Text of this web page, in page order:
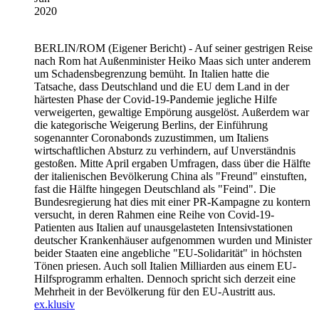
2020
BERLIN/ROM (Eigener Bericht) - Auf seiner gestrigen Reise
nach Rom hat Außenminister Heiko Maas sich unter anderem
um Schadensbegrenzung bemüht. In Italien hatte die
Tatsache, dass Deutschland und die EU dem Land in der
härtesten Phase der Covid-19-Pandemie jegliche Hilfe
verweigerten, gewaltige Empörung ausgelöst. Außerdem war
die kategorische Weigerung Berlins, der Einführung
sogenannter Coronabonds zuzustimmen, um Italiens
wirtschaftlichen Absturz zu verhindern, auf Unverständnis
gestoßen. Mitte April ergaben Umfragen, dass über die Hälfte
der italienischen Bevölkerung China als "Freund" einstuften,
fast die Hälfte hingegen Deutschland als "Feind". Die
Bundesregierung hat dies mit einer PR-Kampagne zu kontern
versucht, in deren Rahmen eine Reihe von Covid-19-
Patienten aus Italien auf unausgelasteten Intensivstationen
deutscher Krankenhäuser aufgenommen wurden und Minister
beider Staaten eine angebliche "EU-Solidarität" in höchsten
Tönen priesen. Auch soll Italien Milliarden aus einem EU-
Hilfsprogramm erhalten. Dennoch spricht sich derzeit eine
Mehrheit in der Bevölkerung für den EU-Austritt aus.
ex.klusiv